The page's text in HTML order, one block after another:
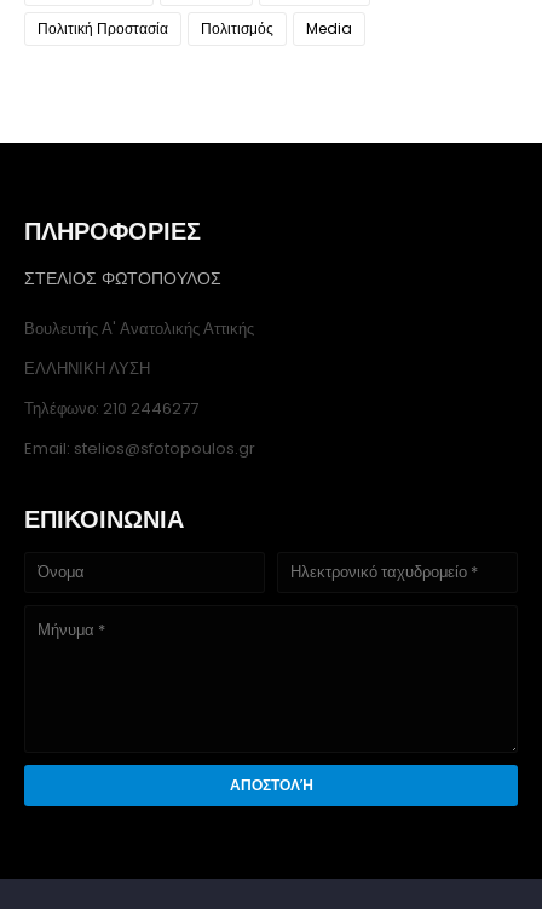
Πολιτική Προστασία
Πολιτισμός Media
ΠΛΗΡΟΦΟΡΙΕΣ
ΣΤΕΛΙΟΣ ΦΩΤΟΠΟΥΛΟΣ
Βουλευτής Α' Ανατολικής Αττικής
ΕΛΛΗΝΙΚΗ ΛΥΣΗ
Τηλέφωνο: 210 2446277
Email: stelios@sfotopoulos.gr
ΕΠΙΚΟΙΝΩΝΙΑ